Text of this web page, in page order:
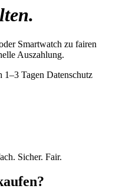
Smartwatch zu fairen
Auszahlung.
1–3 Tagen Datenschutz
Sicher. Fair.